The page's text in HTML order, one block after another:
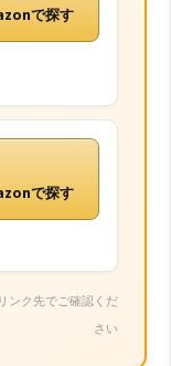
で探す
で探す
ンク先でご確認くだ
さい